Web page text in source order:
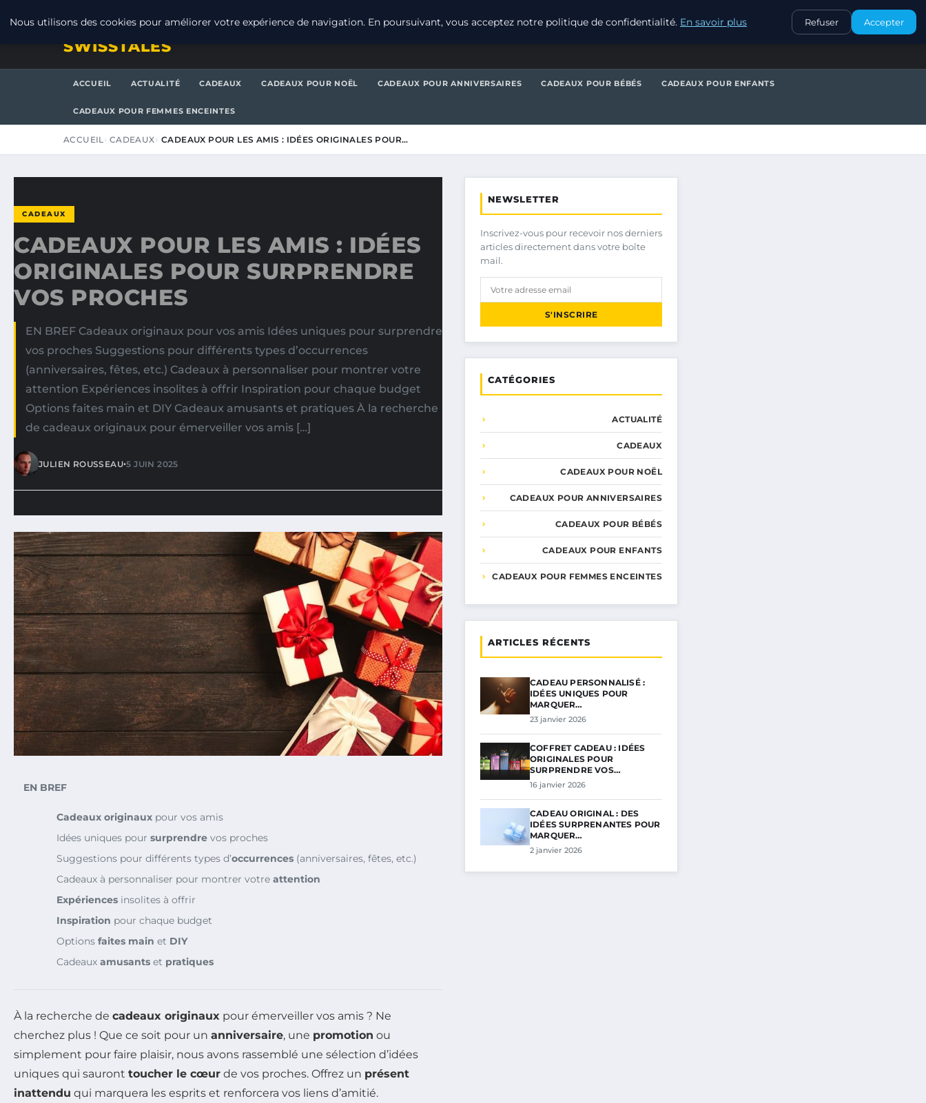
CONTACT
SWISSTALES
ACCUEIL ACTUALITÉ CADEAUX CADEAUX POUR NOËL CADEAUX POUR ANNIVERSAIRES CADEAUX POUR BÉBÉS CADEAUX POUR ENFANTS
CADEAUX POUR FEMMES ENCEINTES
ACCUEIL CADEAUX CADEAUX POUR LES AMIS : IDÉES ORIGINALES POUR…
CADEAUX
CADEAUX POUR LES AMIS : IDÉES
ORIGINALES POUR SURPRENDRE
VOS PROCHES
EN BREF Cadeaux originaux pour vos amis Idées uniques pour surprendre
vos proches Suggestions pour différents types d’occurrences
(anniversaires, fêtes, etc.) Cadeaux à personnaliser pour montrer votre
attention Expériences insolites à offrir Inspiration pour chaque budget
Options faites main et DIY Cadeaux amusants et pratiques À la recherche
de cadeaux originaux pour émerveiller vos amis […]
JULIEN ROUSSEAU•5 JUIN 2025
EN BREF
Cadeaux originaux pour vos amis
Idées uniques pour surprendre vos proches
Suggestions pour différents types d’occurrences (anniversaires, fêtes, etc.)
Cadeaux à personnaliser pour montrer votre attention
Expériences insolites à offrir
Inspiration pour chaque budget
Options faites main et DIY
Cadeaux amusants et pratiques
À la recherche de cadeaux originaux pour émerveiller vos amis ? Ne
cherchez plus ! Que ce soit pour un anniversaire, une promotion ou
simplement pour faire plaisir, nous avons rassemblé une sélection d’idées
uniques qui sauront toucher le cœur de vos proches. Offrez un présent
inattendu qui marquera les esprits et renforcera vos liens d’amitié.
NEWSLETTER
Inscrivez-vous pour recevoir nos derniers
articles directement dans votre boîte
mail.
S'INSCRIRE
CATÉGORIES
ACTUALITÉ
CADEAUX
CADEAUX POUR NOËL
CADEAUX POUR ANNIVERSAIRES
CADEAUX POUR BÉBÉS
CADEAUX POUR ENFANTS
CADEAUX POUR FEMMES ENCEINTES
ARTICLES RÉCENTS
CADEAU PERSONNALISÉ :
IDÉES UNIQUES POUR
MARQUER…
23 janvier 2026
COFFRET CADEAU : IDÉES
ORIGINALES POUR
SURPRENDRE VOS…
16 janvier 2026
CADEAU ORIGINAL : DES
IDÉES SURPRENANTES POUR
MARQUER…
2 janvier 2026
Nous utilisons des cookies pour améliorer votre expérience de navigation. En poursuivant, vous acceptez notre politique de confidentialité. En savoir plus Refuser Accepter